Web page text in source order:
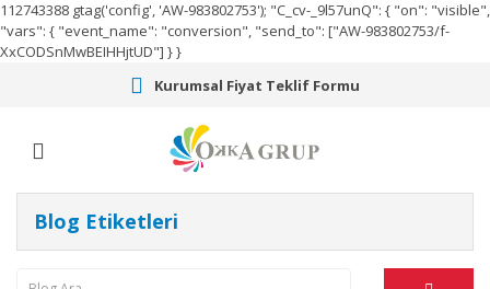
112743388 gtag('config', 'AW-983802753'); "C_cv-_9l57unQ": { "on": "visible",
"vars": { "event_name": "conversion", "send_to": ["AW-983802753/f-
XxCODSnMwBEIHHjtUD"] } }
Kurumsal Fiyat Teklif Formu
Blog Etiketleri